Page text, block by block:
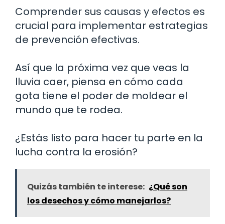
Comprender sus causas y efectos es
crucial para implementar estrategias
de prevención efectivas.
Así que la próxima vez que veas la
lluvia caer, piensa en cómo cada
gota tiene el poder de moldear el
mundo que te rodea.
¿Estás listo para hacer tu parte en la
lucha contra la erosión?
Quizás también te interese: ¿Qué son
los desechos y cómo manejarlos?